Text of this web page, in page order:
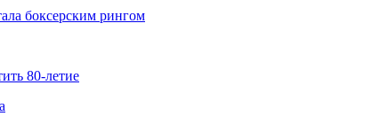
боксерским рингом
80-летие